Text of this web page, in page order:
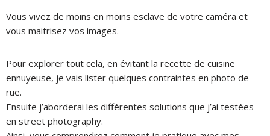
Vous vivez de moins en moins esclave de votre caméra et
vous maitrisez vos images.
Pour explorer tout cela, en évitant la recette de cuisine
ennuyeuse, je vais lister quelques contraintes en photo de
rue.
Ensuite j’aborderai les différentes solutions que j’ai testées
en street photography.